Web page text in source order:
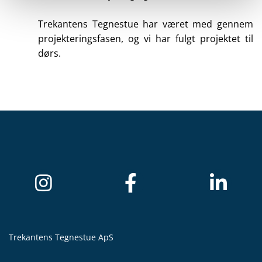
Trekantens Tegnestue har været med gennem
projekteringsfasen, og vi har fulgt projektet til
dørs.
Trekantens Tegnestue ApS